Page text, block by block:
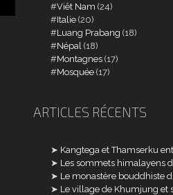
Viêt Nam (24)
Italie (20)
Luang Prabang (18)
Népal (18)
Montagnes (17)
Mosquée (17)
ARTICLES RÉCENTS
Kangtega et Thamserku
Les sommets himalayens
Le monastère bouddhiste
Le village de Khumjung et